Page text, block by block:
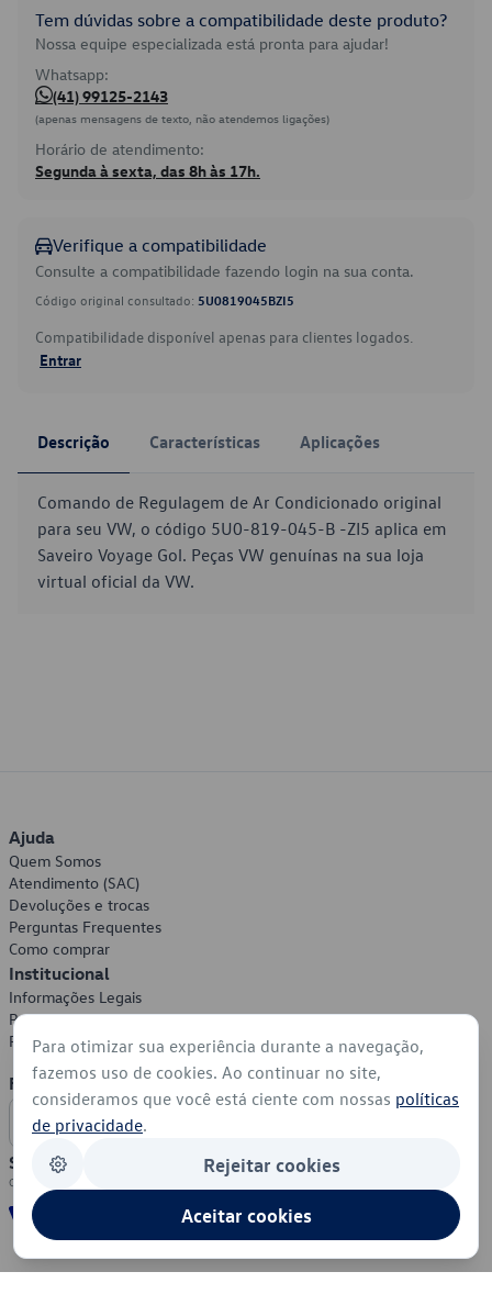
Tem dúvidas sobre a compatibilidade deste produto?
Nossa equipe especializada está pronta para ajudar!
Whatsapp:
(41) 99125-2143
(apenas mensagens de texto, não atendemos ligações)
Horário de atendimento:
Segunda à sexta, das 8h às 17h.
Verifique a compatibilidade
Consulte a compatibilidade fazendo login na sua conta.
Código original consultado: 5U0819045BZI5
Compatibilidade disponível apenas para clientes logados.
Entrar
Descrição Características Aplicações
Comando de Regulagem de Ar Condicionado original
para seu VW, o código 5U0-819-045-B -ZI5 aplica em
Saveiro Voyage Gol. Peças VW genuínas na sua loja
virtual oficial da VW.
Ajuda
Quem Somos
Atendimento (SAC)
Devoluções e trocas
Perguntas Frequentes
Como comprar
Institucional
Informações Legais
Política de Privacidade
Política de Cookies
Formas de Pagamento
Segurança
Para otimizar sua experiência durante a navegação,
fazemos uso de cookies. Ao continuar no site,
consideramos que você está ciente com nossas políticas
de privacidade.
Rejeitar cookies
Aceitar cookies